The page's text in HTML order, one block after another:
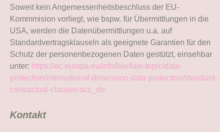
Soweit kein Angemessenheitsbeschluss der EU-
Kommmision vorliegt, wie bspw. für Übermittlungen in die
USA, werden die Datenübermittlungen u.a. auf
Standardvertragsklauseln als geeignete Garantien für den
Schutz der personenbezogenen Daten gestützt, einsehbar
unter: https://ec.europa.eu/info/law/law-topic/data-
protection/international-dimension-data-protection/standard-
contractual-clauses-scc_de
Kontakt